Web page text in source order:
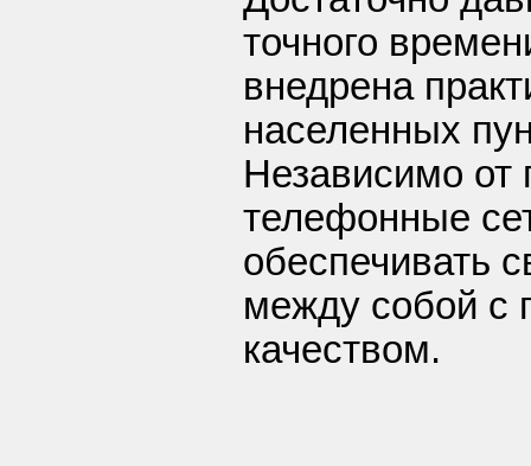
точного
внедрена
населенных
Независимо от
телефонные
обеспечивать
между собой
качеством.